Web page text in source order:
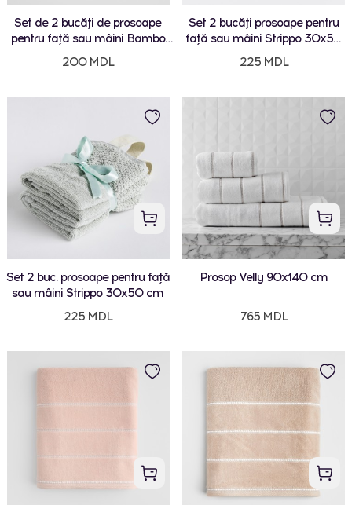
Set de 2 bucăți de prosoape
pentru față sau mâini Bambo
30x30 cm
200 MDL
Set 2 bucăți prosoape pentru
față sau mâini Strippo 30x50
cm
225 MDL
Set 2 buc. prosoape pentru față
sau mâini Strippo 30x50 cm
225 MDL
Prosop Velly 90x140 cm
765 MDL